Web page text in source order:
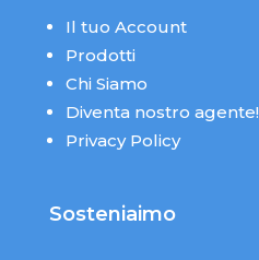
Il tuo Account
Prodotti
Chi Siamo
Diventa nostro agente!
Privacy Policy
Sosteniaimo